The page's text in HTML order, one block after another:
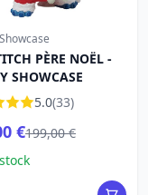
PÈRE NOËL -
SHOWCASE
5.0(33)
€199,00 €